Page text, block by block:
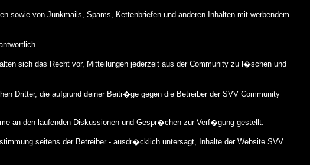
von Junkmails, Spams, Kettenbriefen und anderen Inhalten mit werbendem
sich das Recht vor, Mitteilungen jederzeit aus der Community zu l�schen und
Dritter, die aufgrund deiner Beitr�ge gegen die Betreiber der SVV Community
an den laufenden Diskussionen und Gespr�chen zur Verf�gung gestellt.
seitens der Betreiber - ausdr�cklich untersagt, Inhalte der Website SVV